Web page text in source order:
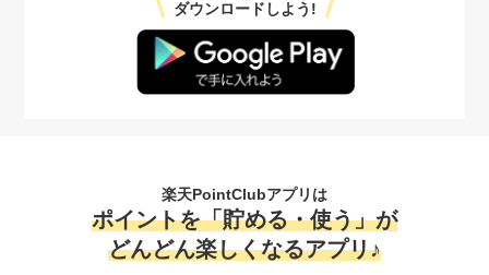
ダウンロードしよう!
楽天PointClubアプリは
ポイントを「貯める・使う」が
どんどん楽しくなるアプリ♪